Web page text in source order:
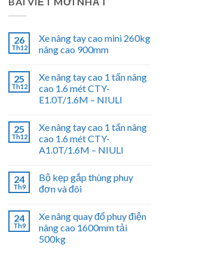
26
Th12
Xe nâng tay cao mini 260kg
nâng cao 900mm
25
Th12
Xe nâng tay cao 1 tấn nâng
cao 1.6 mét CTY-
E1.0T/1.6M – NIULI
25
Th12
Xe nâng tay cao 1 tấn nâng
cao 1.6 mét CTY-
A1.0T/1.6M – NIULI
24
Th9
Bộ kẹp gắp thùng phuy
đơn và đôi
24
Th9
Xe nâng quay đổ phuy điện
nâng cao 1600mm tải
500kg